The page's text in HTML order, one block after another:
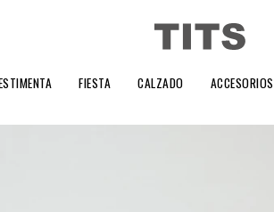
FIESTA CALZADO ACCESORIOS